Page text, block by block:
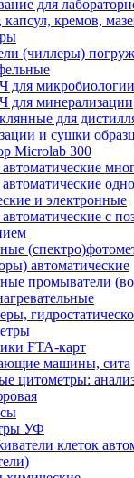
для
капсул, кремов,
(чиллеры)
для микробиологии
для минерализации
для
и сушки
Microlab 300
и электронные
с
автоматические
промыватели
FTA-карт
машины, сита
цитометры:
УФ
клеток